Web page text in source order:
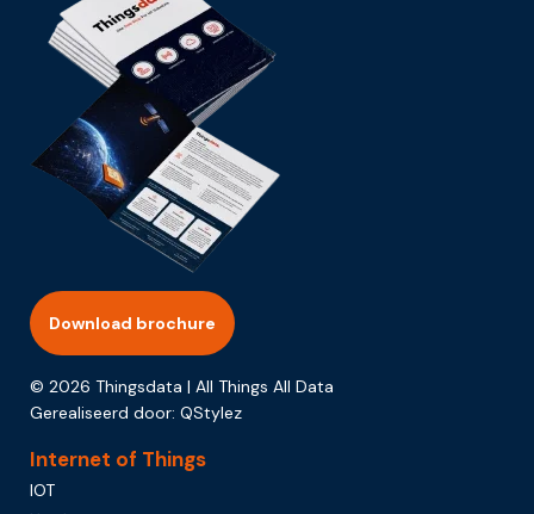
Download brochure
© 2026 Thingsdata | All Things All Data
Gerealiseerd door: QStylez
Internet of Things
IOT